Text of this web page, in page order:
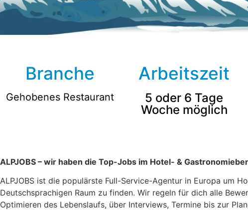
Branche
Gehobenes Restaurant
Arbeitszeit
5 oder 6 Tage
Woche möglich
ALPJOBS – wir haben die Top-Jobs im Hotel- &
ALPJOBS ist die populärste Full-Service-Agentur in Europa um
Deutschsprachigen Raum zu finden. Wir regeln für dich alle
Optimieren des Lebenslaufs, über Interviews, Termine bis zur